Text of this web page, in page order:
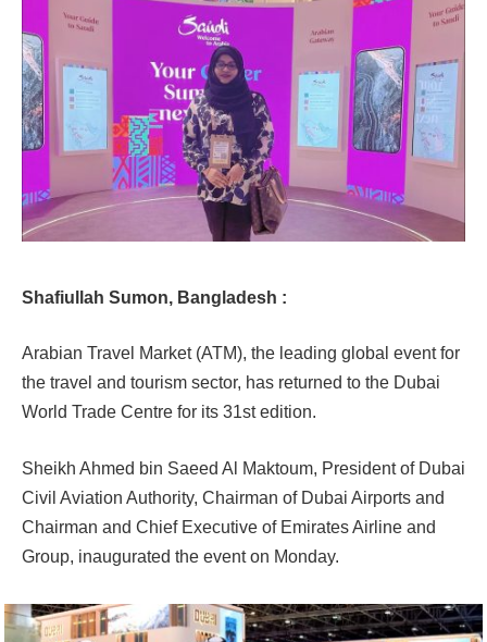
Shafiullah Sumon, Bangladesh :
Arabian Travel Market (ATM), the leading global event for
the travel and tourism sector, has returned to the Dubai
World Trade Centre for its 31st edition.
Sheikh Ahmed bin Saeed Al Maktoum, President of Dubai
Civil Aviation Authority, Chairman of Dubai Airports and
Chairman and Chief Executive of Emirates Airline and
Group, inaugurated the event on Monday.